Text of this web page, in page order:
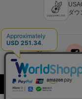
PATRICK
パトリック
Philly chocolate
フィリーチョコレート
ダウ
x facebook
Copyright © 2018